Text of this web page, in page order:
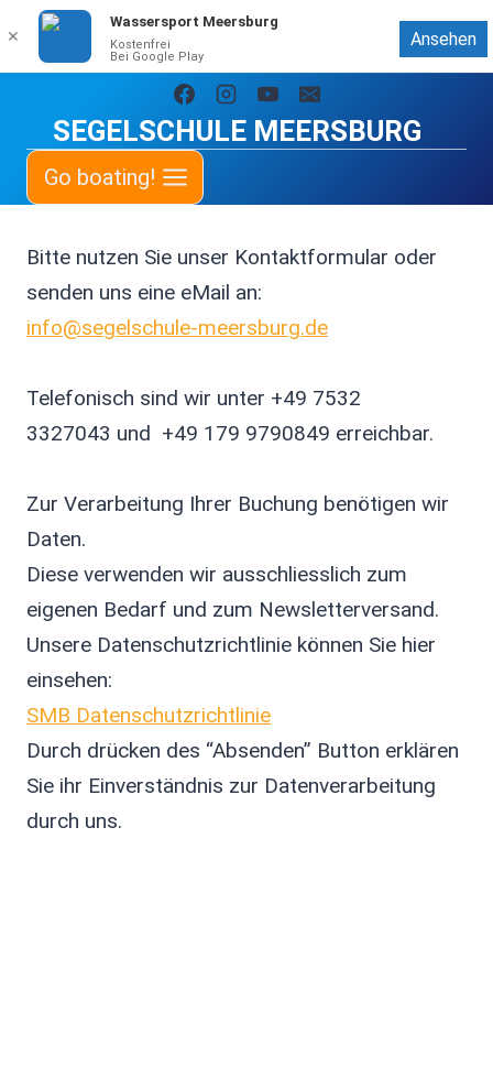
springen
SEGELSCHULE MEERSBURG
Go boating!
Bitte nutzen Sie unser Kontaktformular oder
senden uns eine eMail an:
info@segelschule-meersburg.de
Telefonisch sind wir unter +49 7532
3327043 und +49 179 9790849 erreichbar.
Zur Verarbeitung Ihrer Buchung benötigen wir
Daten.
Diese verwenden wir ausschliesslich zum
eigenen Bedarf und zum Newsletterversand.
Unsere Datenschutzrichtlinie können Sie hier
einsehen:
SMB Datenschutzrichtlinie
Durch drücken des “Absenden” Button erklären
Sie ihr Einverständnis zur Datenverarbeitung
durch uns.
✕
Wassersport Meersburg
Kostenfrei
Bei Google Play
Ansehen